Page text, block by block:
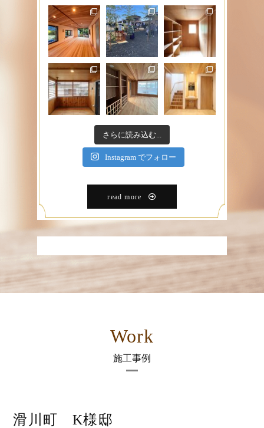
さらに読み込む...
Instagram でフォロー
read more
Work
施工事例
滑川町 K様邸